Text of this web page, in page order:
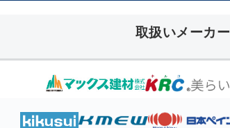
取扱いメーカー